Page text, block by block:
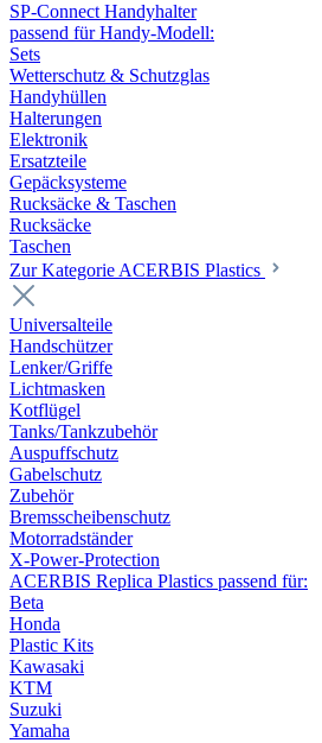
SP-Connect Handyhalter
passend für Handy-Modell:
Sets
Wetterschutz & Schutzglas
Handyhüllen
Halterungen
Elektronik
Ersatzteile
Gepäcksysteme
Rucksäcke & Taschen
Rucksäcke
Taschen
Zur Kategorie ACERBIS Plastics
Universalteile
Handschützer
Lenker/Griffe
Lichtmasken
Kotflügel
Tanks/Tankzubehör
Auspuffschutz
Gabelschutz
Zubehör
Bremsscheibenschutz
Motorradständer
X-Power-Protection
ACERBIS Replica Plastics passend für:
Beta
Honda
Plastic Kits
Kawasaki
KTM
Suzuki
Yamaha